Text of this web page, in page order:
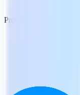
Pronunciaciones en